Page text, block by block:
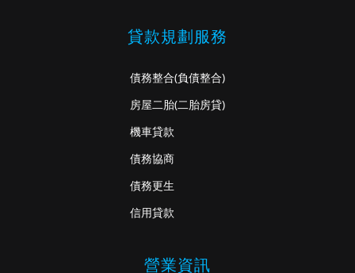
貸款規劃服務
債務整合(負債整合)
房屋二胎(二胎房貸)
機車貸款
債務協商
債務更生
信用貸款
營業資訊